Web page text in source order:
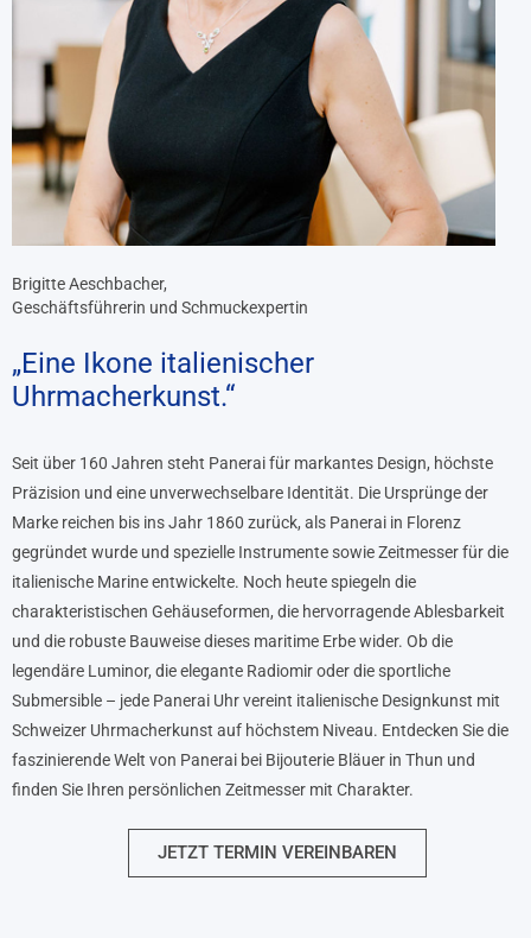
Brigitte Aeschbacher,
Geschäftsführerin und Schmuckexpertin
„Eine Ikone italienischer
Uhrmacherkunst.“
Seit über 160 Jahren steht Panerai für markantes Design, höchste
Präzision und eine unverwechselbare Identität. Die Ursprünge der
Marke reichen bis ins Jahr 1860 zurück, als Panerai in Florenz
gegründet wurde und spezielle Instrumente sowie Zeitmesser für die
italienische Marine entwickelte. Noch heute spiegeln die
charakteristischen Gehäuseformen, die hervorragende Ablesbarkeit
und die robuste Bauweise dieses maritime Erbe wider. Ob die
legendäre Luminor, die elegante Radiomir oder die sportliche
Submersible – jede Panerai Uhr vereint italienische Designkunst mit
Schweizer Uhrmacherkunst auf höchstem Niveau. Entdecken Sie die
faszinierende Welt von Panerai bei Bijouterie Bläuer in Thun und
finden Sie Ihren persönlichen Zeitmesser mit Charakter.
JETZT TERMIN VEREINBAREN